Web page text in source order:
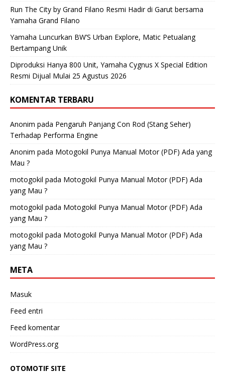
Run The City by Grand Filano Resmi Hadir di Garut bersama
Yamaha Grand Filano
Yamaha Luncurkan BW’S Urban Explore, Matic Petualang
Bertampang Unik
Diproduksi Hanya 800 Unit, Yamaha Cygnus X Special Edition
Resmi Dijual Mulai 25 Agustus 2026
KOMENTAR TERBARU
Anonim pada Pengaruh Panjang Con Rod (Stang Seher)
Terhadap Performa Engine
Anonim pada Motogokil Punya Manual Motor (PDF) Ada yang
Mau ?
motogokil pada Motogokil Punya Manual Motor (PDF) Ada
yang Mau ?
motogokil pada Motogokil Punya Manual Motor (PDF) Ada
yang Mau ?
motogokil pada Motogokil Punya Manual Motor (PDF) Ada
yang Mau ?
META
Masuk
Feed entri
Feed komentar
WordPress.org
OTOMOTIF SITE